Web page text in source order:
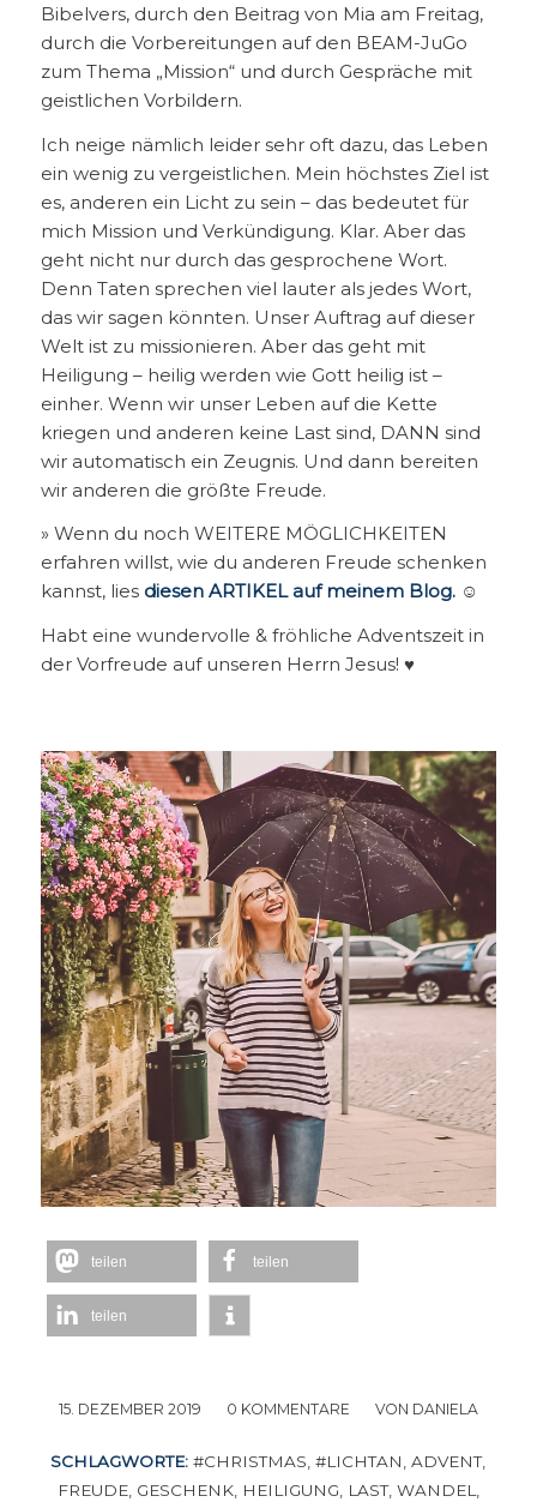
Bibelvers, durch den Beitrag von Mia am Freitag,
durch die Vorbereitungen auf den BEAM-JuGo
zum Thema „Mission“ und durch Gespräche mit
geistlichen Vorbildern.
Ich neige nämlich leider sehr oft dazu, das Leben
ein wenig zu vergeistlichen. Mein höchstes Ziel ist
es, anderen ein Licht zu sein – das bedeutet für
mich Mission und Verkündigung. Klar. Aber das
geht nicht nur durch das gesprochene Wort.
Denn Taten sprechen viel lauter als jedes Wort,
das wir sagen könnten. Unser Auftrag auf dieser
Welt ist zu missionieren. Aber das geht mit
Heiligung – heilig werden wie Gott heilig ist –
einher. Wenn wir unser Leben auf die Kette
kriegen und anderen keine Last sind, DANN sind
wir automatisch ein Zeugnis. Und dann bereiten
wir anderen die größte Freude.
» Wenn du noch WEITERE MÖGLICHKEITEN
erfahren willst, wie du anderen Freude schenken
kannst, lies diesen ARTIKEL auf meinem Blog.☺️
Habt eine wundervolle & fröhliche Adventszeit in
der Vorfreude auf unseren Herrn Jesus! ♥
teilen teilen
teilen
15. DEZEMBER 2019
/ 0 KOMMENTARE
/ VON DANIELA
SCHLAGWORTE: #CHRISTMAS ,#LICHTAN ,ADVENT,
FREUDE, GESCHENK, HEILIGUNG LAST, WANDEL